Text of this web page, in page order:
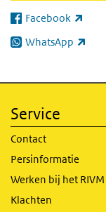
Facebook
(externe link)
WhatsApp
(externe link)
Service
Contact
Persinformatie
Werken bij het RIVM
Klachten